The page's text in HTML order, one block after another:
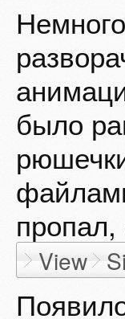
было
View